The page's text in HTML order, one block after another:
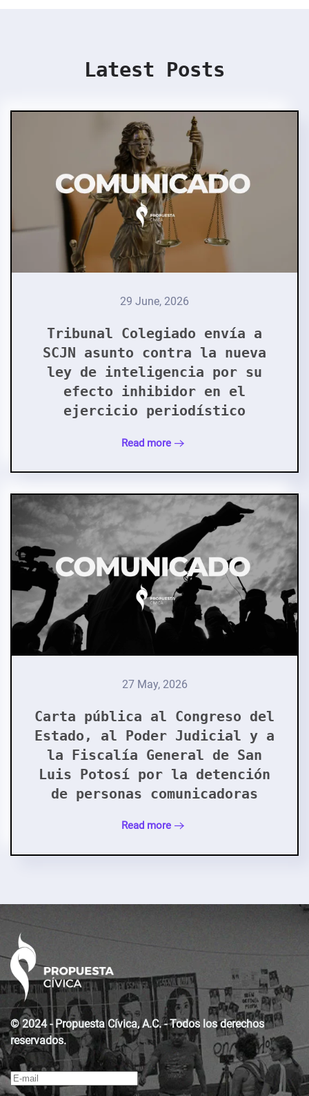
Latest Posts
29 June, 2026
Tribunal Colegiado envía a
SCJN asunto contra la nueva
ley de inteligencia por su
efecto inhibidor en el
ejercicio periodístico
Read more
27 May, 2026
Carta pública al Congreso del
Estado, al Poder Judicial y a
la Fiscalía General de San
Luis Potosí por la detención
de personas comunicadoras
Read more
© 2024 - Propuesta Cívica, A.C. - Todos los derechos
reservados.